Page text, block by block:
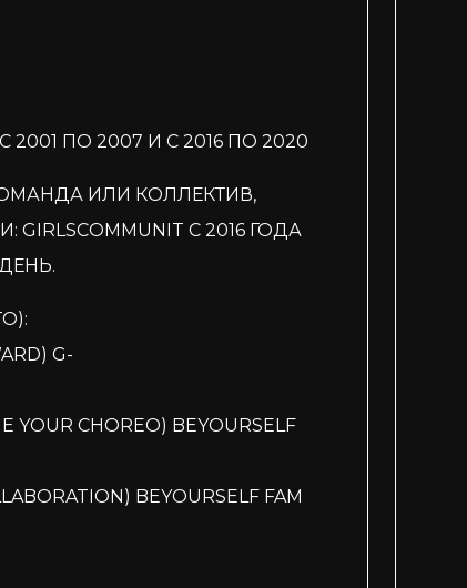
ПО 2007 И С 2016 ПО 2020
ИЛИ КОЛЛЕКТИВ,
С 2016 ГОДА
ДЕНЬ.
G-
YOUR CHOREO) BEYOURSELF
BEYOURSELF FAM